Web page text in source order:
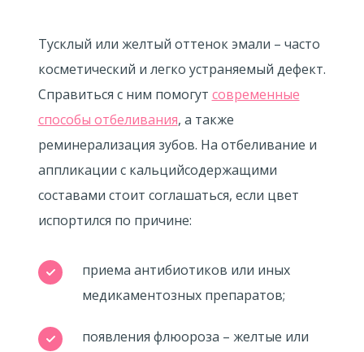
Тусклый или желтый оттенок эмали – часто
косметический и легко устраняемый дефект.
Справиться с ним помогут современные
способы отбеливания, а также
реминерализация зубов. На отбеливание и
аппликации с кальцийсодержащими
составами стоит соглашаться, если цвет
испортился по причине:
приема антибиотиков или иных
медикаментозных препаратов;
появления флюороза – желтые или